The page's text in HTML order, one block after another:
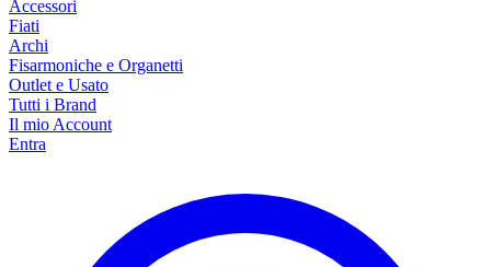
Accessori
Fiati
Archi
Fisarmoniche e Organetti
Outlet e Usato
Tutti i Brand
Il mio Account
Entra